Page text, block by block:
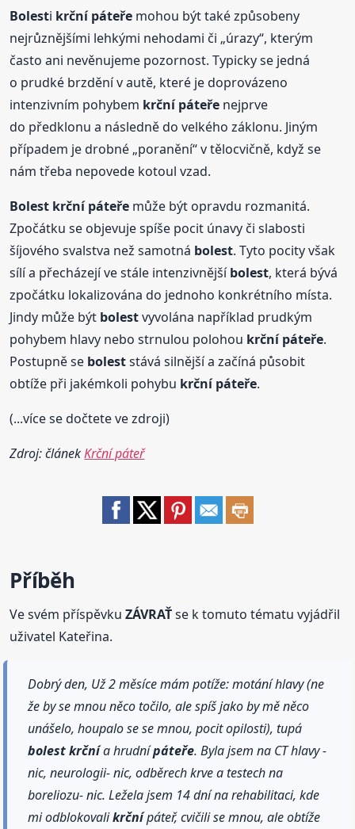
Bolesti krční páteře mohou být také způsobeny
nejrůznějšími lehkými nehodami či „úrazy“, kterým
často ani nevěnujeme pozornost. Typicky se jedná
o prudké brzdění v autě, které je doprovázeno
intenzivním pohybem krční páteře nejprve
do předklonu a následně do velkého záklonu. Jiným
případem je drobné „poranění“ v tělocvičně, když se
nám třeba nepovede kotoul vzad.
Bolest krční páteře může být opravdu rozmanitá.
Zpočátku se objevuje spíše pocit únavy či slabosti
šíjového svalstva než samotná bolest. Tyto pocity však
sílí a přecházejí ve stále intenzivnějšíbolest, která bývá
zpočátku lokalizována do jednoho konkrétního místa.
Jindy může být bolestvyvolána například prudkým
pohybem hlavy nebo strnulou polohou krční páteře.
Postupně se boleststává silnější a začíná působit
obtíže při jakémkoli pohybu krční páteře.
(...více se dočtete ve zdroji)
Zdroj: článekKrční páteř
Příběh
Ve svém příspěvkuZÁVRAŤse k tomuto tématu vyjádřil
uživatel Kateřina.
Dobrý den, Už 2 měsíce mám potíže: motání hlavy (ne
že by se mnou něco točilo, ale spíš jako by mě něco
unášelo, houpalo se se mnou, pocit opilosti), tupá
bolest krčnía hrudnípáteře. Byla jsem na CT hlavy -
nic, neurologii- nic, odběrech krve a testech na
boreliozu- nic. Ležela jsem 14 dní na rehabilitaci, kde
mi odblokovalikrčnípáteř, cvičili se mnou, ale obtíže